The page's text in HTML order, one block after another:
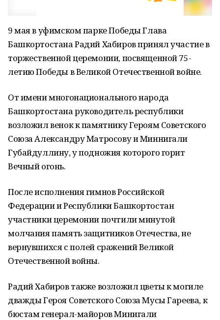
9 мая в уфимском парке Победы Глава
Башкортостана Радий Хабиров принял участие в
торжественной церемонии, посвященной 75-
летию Победы в Великой Отечественной войне.
От имени многонационального народа
Башкортостана руководитель республики
возложил венок к памятнику Героям Советского
Союза Александру Матросову и Миннигали
Губайдуллину, у подножия которого горит
Вечный огонь.
После исполнения гимнов Российской
Федерации и Республики Башкортостан
участники церемонии почтили минутой
молчания память защитников Отечества, не
вернувшихся с полей сражений Великой
Отечественной войны.
Радий Хабиров также возложил цветы к могиле
дважды Героя Советского Союза Мусы Гареева, к
бюстам генерал-майоров Минигали